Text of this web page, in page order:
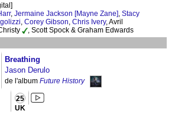
, Jermaine Jackson [Mayne Zane], Stacy
, Corey Gibson, Chris Ivery, Avril
, Scott Spock & Graham Edwards
Breathing
Jason Derulo
de l'album Future History
25
UK